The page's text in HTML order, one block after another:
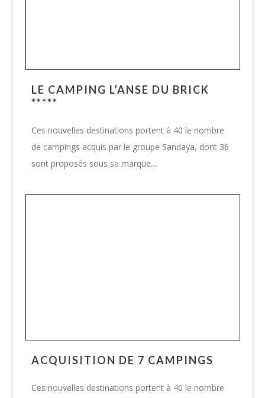
LE CAMPING L’ANSE DU BRICK
*****
Ces nouvelles destinations portent à 40 le nombre
de campings acquis par le groupe Sandaya, dont 36
sont proposés sous sa marque....
ACQUISITION DE 7 CAMPINGS
Ces nouvelles destinations portent à 40 le nombre